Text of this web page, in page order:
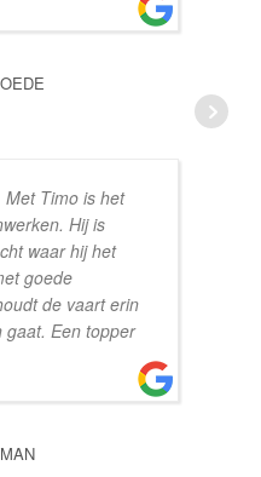
Met Timo is het
Hij is
waar hij het
goede
de vaart erin
gaat. Een topper